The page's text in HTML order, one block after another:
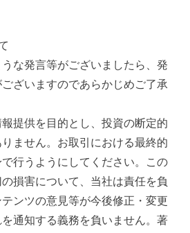
な発言等がございましたら、発
ざいますのであらかじめご了承
提供を目的とし、投資の断定的
ません。お取引における最終的
行うようにしてください。この
損害について、当社は責任を負
ンツの意見等が今後修正・変更
通知する義務を負いません。著